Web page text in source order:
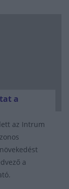
a
az Intrum
a